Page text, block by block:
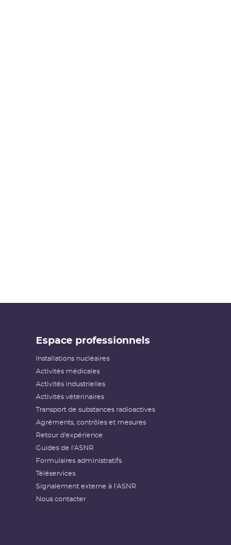
Espace professionnels
Installations nucléaires
Activités médicales
Activités industrielles
Activités vétérinaires
Transport de substances radioactives
Agréments, contrôles et mesures
Retour d'expérience
Guides de l'ASNR
Formulaires administratifs
Téléservices
Signalement externe à l'ASNR
Nous contacter